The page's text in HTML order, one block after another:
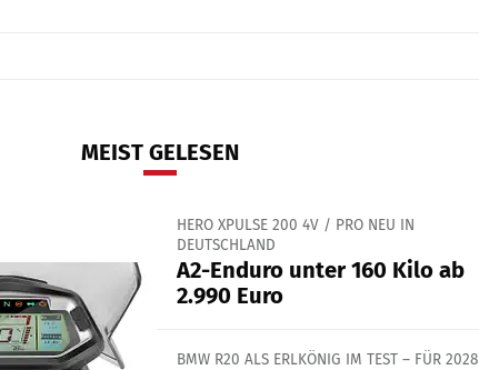
MEIST GELESEN
HERO XPULSE 200 4V / PRO NEU IN
DEUTSCHLAND
A2-Enduro unter 160 Kilo ab
2.990 Euro
BMW R20 ALS ERLKÖNIG IM TEST – FÜR 2028